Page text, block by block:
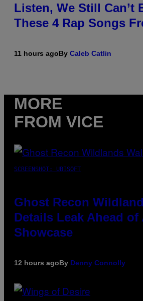
Listen, We Still Can’t
These 4 Rap Songs
11 hours agoBy Caleb Catlin
MORE
FROM VICE
SCREENSHOT: UBISOFT
Ghost Recon
Details Leak Ahead
Showcase
12 hours agoBy Denny Connolly